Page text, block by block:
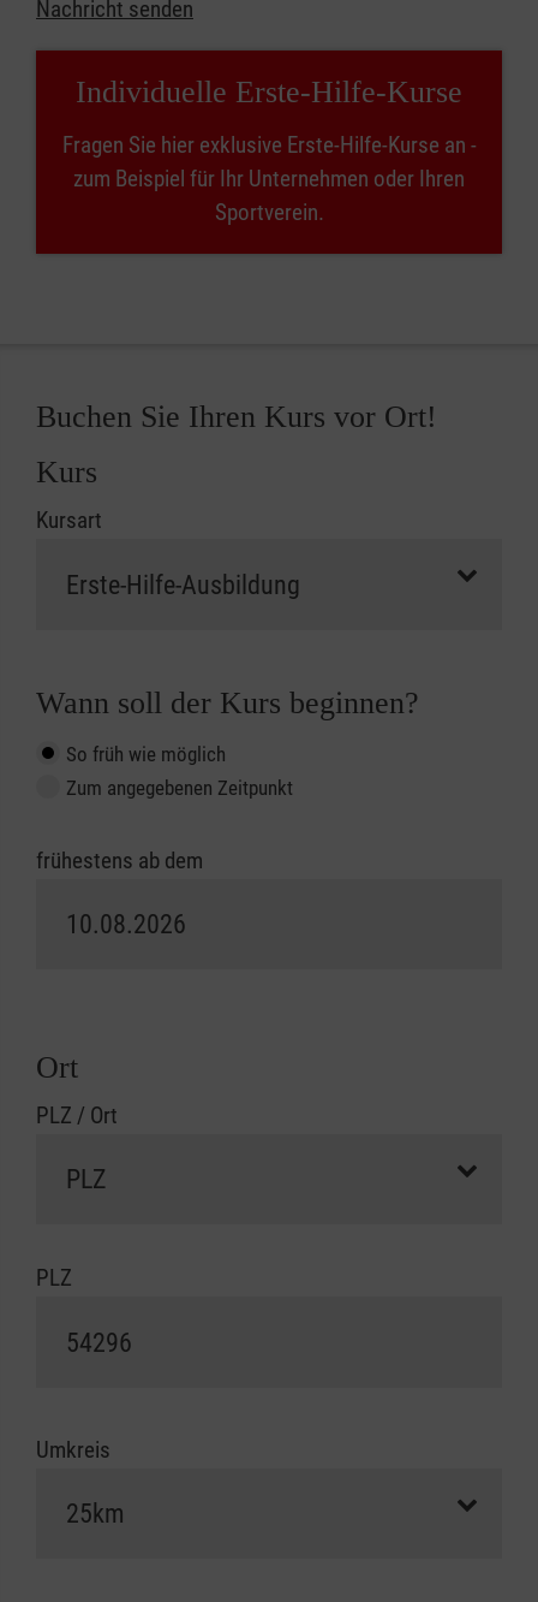
Nachricht senden
Individuelle Erste-Hilfe-Kurse
Fragen Sie hier exklusive Erste-Hilfe-Kurse an -
zum Beispiel für Ihr Unternehmen oder Ihren
Sportverein.
Buchen Sie Ihren Kurs vor Ort!
Kurs
Kursart
Wann soll der Kurs beginnen?
So früh wie möglich
Zum angegebenen Zeitpunkt
frühestens ab dem
Ort
PLZ / Ort
PLZ
Umkreis